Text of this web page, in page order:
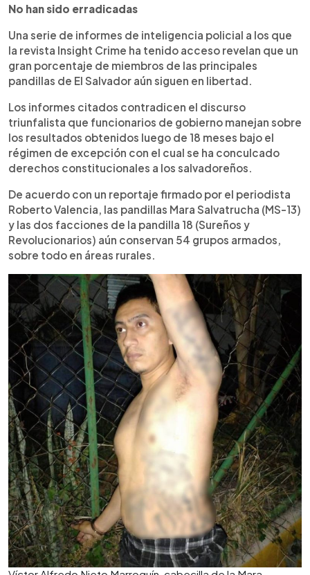
No han sido erradicadas
Una serie de informes de inteligencia policial a los que
la revista Insight Crime ha tenido acceso revelan que un
gran porcentaje de miembros de las principales
pandillas de El Salvador aún siguen en libertad.
Los informes citados contradicen el discurso
triunfalista que funcionarios de gobierno manejan sobre
los resultados obtenidos luego de 18 meses bajo el
régimen de excepción con el cual se ha conculcado
derechos constitucionales a los salvadoreños.
De acuerdo con un reportaje firmado por el periodista
Roberto Valencia, las pandillas Mara Salvatrucha (MS-13)
y las dos facciones de la pandilla 18 (Sureños y
Revolucionarios) aún conservan 54 grupos armados,
sobre todo en áreas rurales.